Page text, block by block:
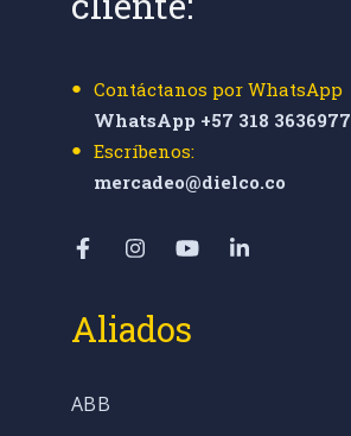
Contáctanos por WhatsApp
WhatsApp +57 318 3636977
Escríbenos:
mercadeo@dielco.co
Aliados
ABB